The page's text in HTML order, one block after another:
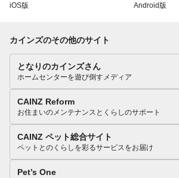
iOS版 Android版
カインズのその他のサイト
となりのカインズさん
ホームセンターを遊び倒すメディア
CAINZ Reform
お住まいのメンテナンスとくらしのサポート
CAINZ ペット総合サイト
ペットとのくらしを彩るサービスをお届け
Pet’s One